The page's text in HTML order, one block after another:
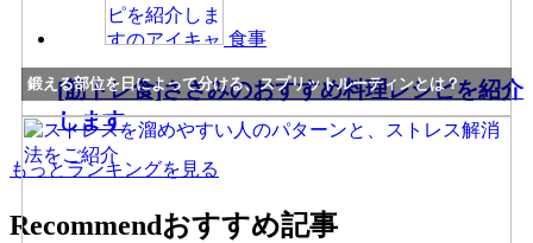
鍛える部位を日によって分ける、スプリットルーティンとは？
食事
[筋トレ食]ささみのおすすめ料理レシピを紹介
します
もっとランキングを見る
Recommendおすすめ記事